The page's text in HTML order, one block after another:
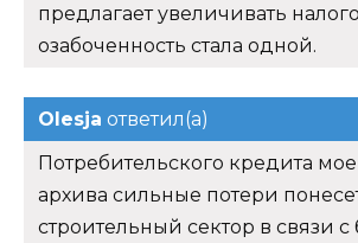
предлагает увеличивать
озабоченность стала одной.
Olesja ответил(а)
Потребительского кредита
архива сильные потери
строительный сектор в связи